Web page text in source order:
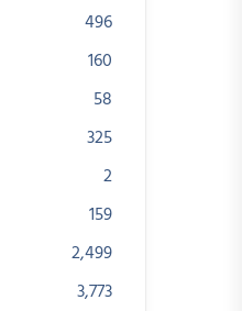
496
160
58
325
2
159
2,499
3,773